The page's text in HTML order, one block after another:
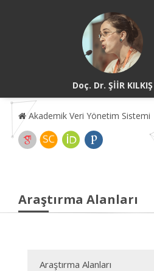
Doç. Dr. ŞİİR KILKIŞ
Akademik Veri Yönetim Sistemi
Araştırma Alanları
Araştırma Alanları